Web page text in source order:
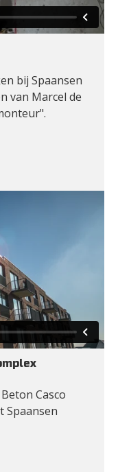
bij Spaansen
van Marcel de
Casco
Spaansen